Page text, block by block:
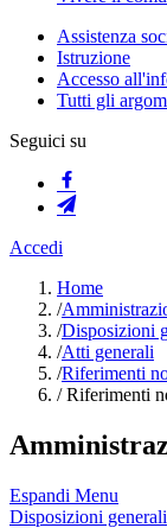
Assistenza
Istruzione
Accesso
Tutti gli
Seguici su
Accedi
Home
/
/Disposizioni
/Atti generali
/Riferimenti
/Riferimenti
Espandi Menu
Disposizioni generali